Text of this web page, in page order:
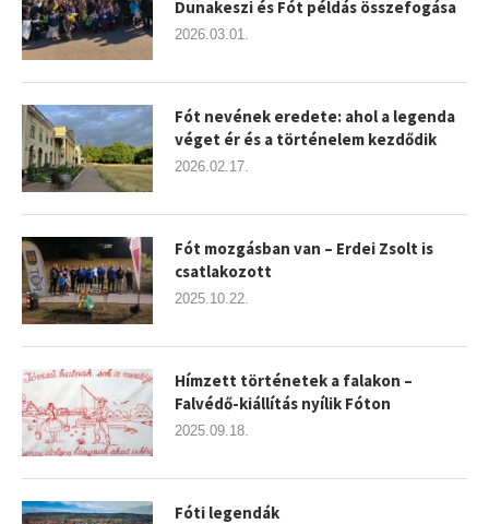
Dunakeszi és Fót példás összefogása
2026.03.01.
Fót nevének eredete: ahol a legenda
véget ér és a történelem kezdődik
2026.02.17.
Fót mozgásban van – Erdei Zsolt is
csatlakozott
2025.10.22.
Hímzett történetek a falakon –
Falvédő-kiállítás nyílik Fóton
2025.09.18.
Fóti legendák